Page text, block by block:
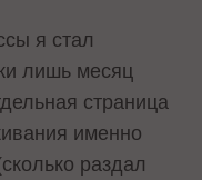
я стал
лишь месяц
страница
именно
раздал